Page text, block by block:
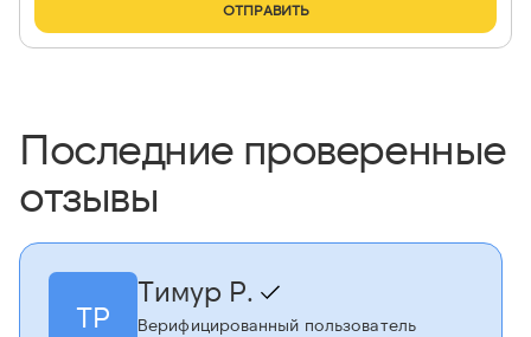
ОТПРАВИТЬ
Последние проверенные
отзывы
ТР
Тимур Р.
Верифицированный пользователь